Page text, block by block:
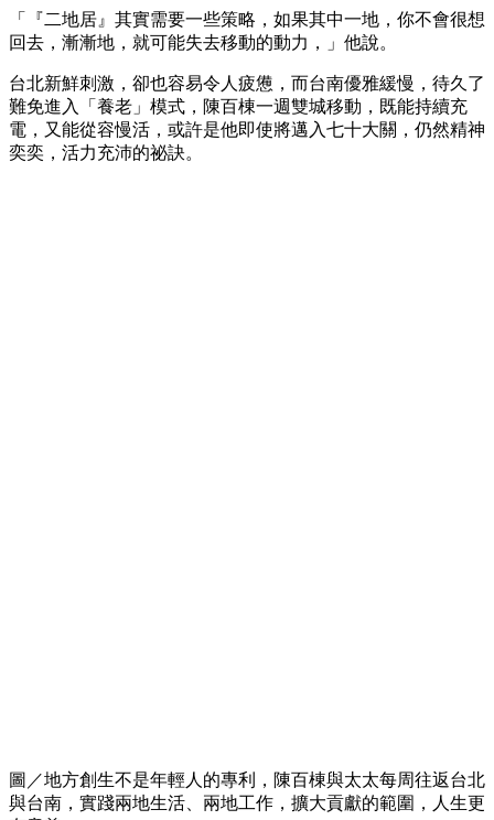
「『二地居』其實需要一些策略，如果其中一地，你不會很想
回去，漸漸地，就可能失去移動的動力，」他說。
台北新鮮刺激，卻也容易令人疲憊，而台南優雅緩慢，待久了
難免進入「養老」模式，陳百棟一週雙城移動，既能持續充
電，又能從容慢活，或許是他即使將邁入七十大關，仍然精神
奕奕，活力充沛的祕訣。
圖／地方創生不是年輕人的專利，陳百棟與太太每周往返台北
與台南，實踐兩地生活、兩地工作，擴大貢獻的範圍，人生更